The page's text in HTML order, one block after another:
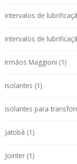
intervalos de
intervalos de
Irmãos Maggioni (1)
isolantes (1)
isolantes para
Jatobá (1)
Jointer (1)